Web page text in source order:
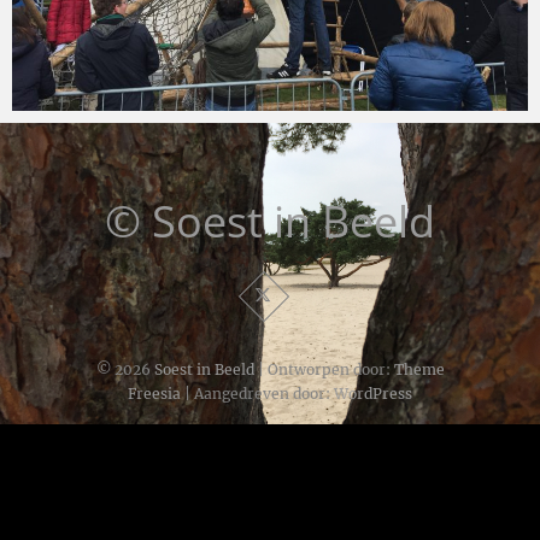
Soestinbeeld 27 april 2016
© Soest in Beeld
© 2026 Soest in Beeld| Ontworpen door: Theme
Freesia| Aangedreven door:WordPress